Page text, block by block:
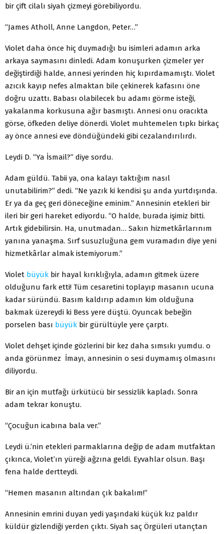
bir çift cilalı siyah çizmeyi görebiliyordu.
“James Atholl, Anne Langdon, Peter…”
Violet daha önce hiç duymadığı bu isimleri adamın arka
arkaya saymasını dinledi. Adam konuşurken çizmeler yer
değiştirdiği halde, annesi yerinden hiç kıpırdamamıştı. Violet
azıcık kayıp nefes almaktan bile çekinerek kafasını öne
doğru uzattı. Babası olabilecek bu adamı görme isteği,
yakalanma korkusuna ağır basmıştı. Annesi onu oracıkta
görse, öfkeden deliye dönerdi. Violet muhtemelen tıpkı birkaç
ay önce annesi eve döndüğündeki gibi cezalandırılırdı.
Leydi D. “Ya İsmail?” diye sordu.
Adam güldü. Tabii ya, ona kalayı taktığım nasıl
unutabilirim?” dedi. “Ne yazık ki kendisi şu anda yurtdışında.
Er ya da geç geri döneceğine eminim.” Annesinin etekleri bir
ileri bir geri hareket ediyordu. “O halde, burada işimiz bitti.
Artık gidebilirsin. Ha, unutmadan… Sakın hizmetkârlarınım
yanına yanaşma. Sırf susuzluğuna gem vuramadın diye yeni
hizmetkârlar almak istemiyorum.”
Violet büyük bir hayal kırıklığıyla, adamın gitmek üzere
olduğunu fark etti! Tüm cesaretini toplayıp masanın ucuna
kadar süründü. Basım kaldırıp adamın kim olduğuna
bakmak üzereydi ki Bess yere düştü. Oyuncak bebeğin
porselen bası büyük bir gürültüyle yere çarptı.
Violet dehşet içinde gözlerini bir kez daha sımsıkı yumdu. o
anda görünmez İmayı, annesinin o sesi duymamış olmasını
diliyordu.
Bir an için mutfağı ürkütücü bir sessizlik kapladı. Sonra
adam tekrar konuştu.
“Çocuğun icabına bala ver.”
Leydi ü.’nin etekleri parmaklarına değip de adam mutfaktan
çıkınca, Violet’ın yüreği ağzına geldi. Eyvahlar olsun. Başı
fena halde dertteydi.
“Hemen masanın altından çık bakalım!”
Annesinin emrini duyan yedi yaşındaki küçük kız paldır
küldür gizlendiği yerden çıktı. Siyah saç Örgüleri utançtan